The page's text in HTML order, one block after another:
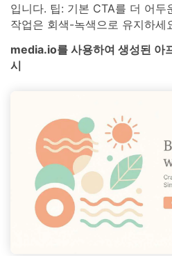
입니다. 팁: 기본 CTA를 더 어두
작업은 회색-녹색으로 유지하세
media.io를 사용하여 생성된 아
시